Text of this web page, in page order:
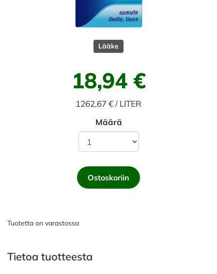
Lääke
18,94 €
1262,67 € / LITER
Määrä
Ostoskoriin
Tuotetta on varastossa
Tietoa tuotteesta